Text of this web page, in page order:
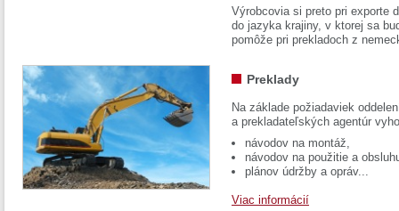
Výrobcovia si preto pri exporte
do jazyka krajiny, v ktorej sa
pomôže pri prekladoch z
Preklady
Na základe požiadaviek
a prekladateľských agentúr
návodov na montáž,
návodov na použitie a
plánov údržby a opráv...
Viac informácií